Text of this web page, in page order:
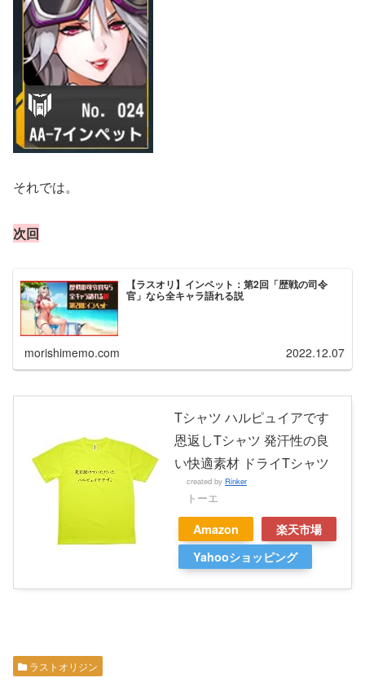
それでは。
次回
【ラスオリ】インペット：第2回「歴戦の司令
官」なら全キャラ語れる説
morishimemo.com 2022.12.07
Tシャツ ハルピュイアです
恩返しTシャツ 発汗性の良
い快適素材 ドライTシャツ
created by Rinker
トーエ
Amazon
楽天市場
Yahooショッピング
ラストオリジン